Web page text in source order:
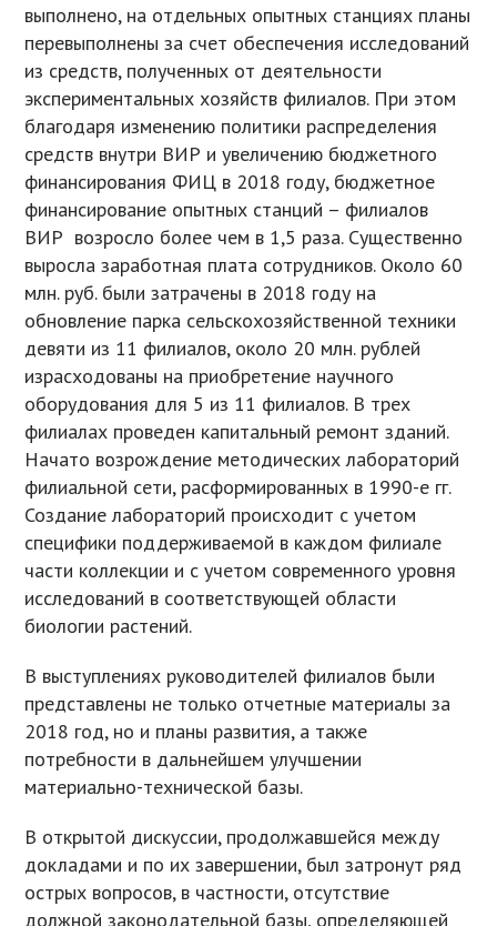
выполнено, на отдельных опытных станциях планы
перевыполнены за счет обеспечения исследований
из средств, полученных от деятельности
экспериментальных хозяйств филиалов. При этом
благодаря изменению политики распределения
средств внутри ВИР и увеличению бюджетного
финансирования ФИЦ в 2018 году, бюджетное
финансирование опытных станций – филиалов
ВИР возросло более чем в 1,5 раза. Существенно
выросла заработная плата сотрудников. Около 60
млн. руб. были затрачены в 2018 году на
обновление парка сельскохозяйственной техники
девяти из 11 филиалов, около 20 млн. рублей
израсходованы на приобретение научного
оборудования для 5 из 11 филиалов. В трех
филиалах проведен капитальный ремонт зданий.
Начато возрождение методических лабораторий
филиальной сети, расформированных в 1990-е гг.
Создание лабораторий происходит с учетом
специфики поддерживаемой в каждом филиале
части коллекции и с учетом современного уровня
исследований в соответствующей области
биологии растений.
В выступлениях руководителей филиалов были
представлены не только отчетные материалы за
2018 год, но и планы развития, а также
потребности в дальнейшем улучшении
материально-технической базы.
В открытой дискуссии, продолжавшейся между
докладами и по их завершении, был затронут ряд
острых вопросов, в частности, отсутствие
должной законодательной базы, определяющей